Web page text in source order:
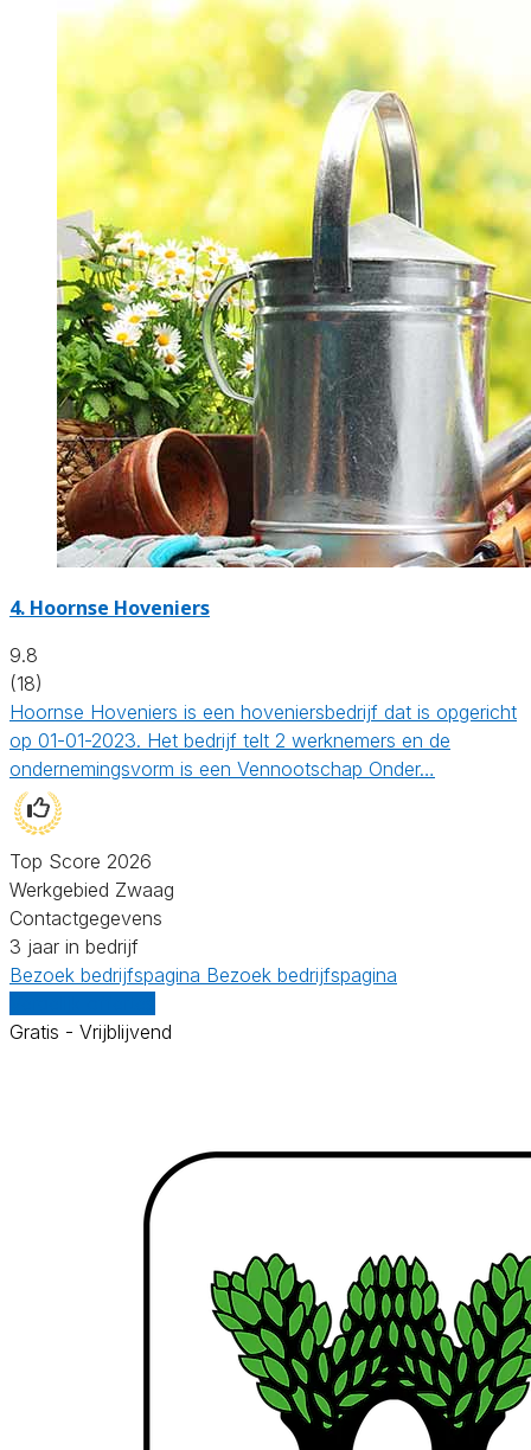
4. Hoornse Hoveniers
9.8
(18)
Hoornse Hoveniers is een hoveniersbedrijf dat is opgericht
op 01-01-2023. Het bedrijf telt 2 werknemers en de
ondernemingsvorm is een Vennootschap Onder…
Top Score 2026
Werkgebied Zwaag
Contactgegevens
3 jaar in bedrijf
Bezoek bedrijfspagina Bezoek bedrijfspagina
Gratis - Vrijblijvend